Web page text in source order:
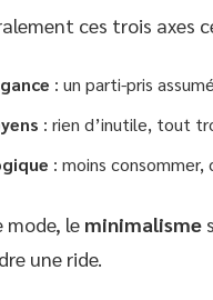
ces trois axes
: un parti-pris
: rien d’inutile, tout
: moins consommer,
mode, le minimalisme
une ride.